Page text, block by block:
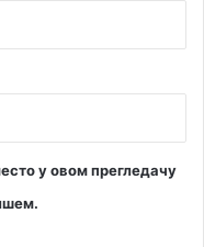
у овом прегледачу